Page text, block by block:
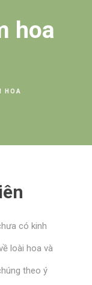
hoa
HOA
có kinh
loài hoa và
theo ý